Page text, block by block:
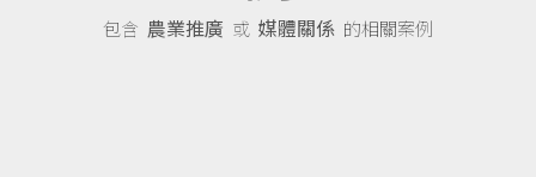
包含 農業推廣 或 媒體關係 的相關案例